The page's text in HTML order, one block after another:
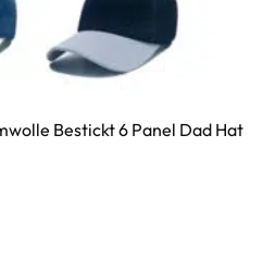
Bestickt 6 Panel Dad Hat